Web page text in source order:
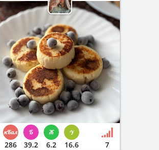
286 39.2 6.2 16.6 7